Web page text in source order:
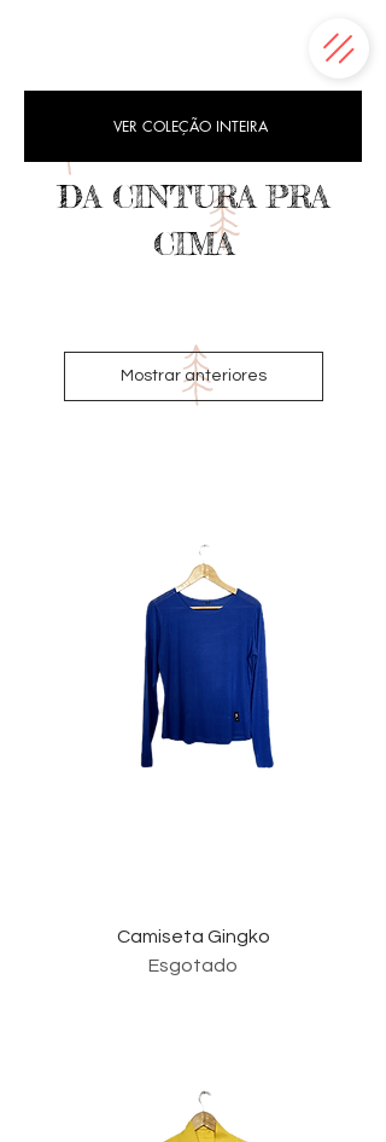
VER COLEÇÃO INTEIRA
DA CINTURA PRA
CIMA
Mostrar anteriores
Camiseta Gingko
Esgotado